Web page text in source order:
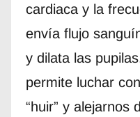
cardiaca y la
envía flujo
y dilata las
permite luchar
“huir” y alejarnos